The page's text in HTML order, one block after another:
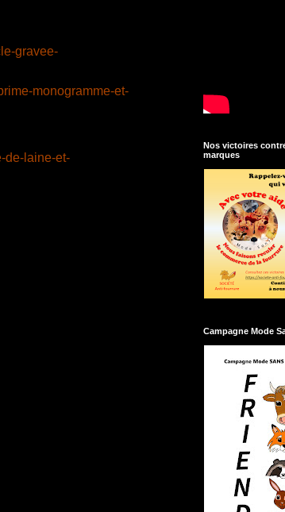
gravee-
monogramme-et-
de-laine-et-
Nos victoires
marques
Campagne Mode